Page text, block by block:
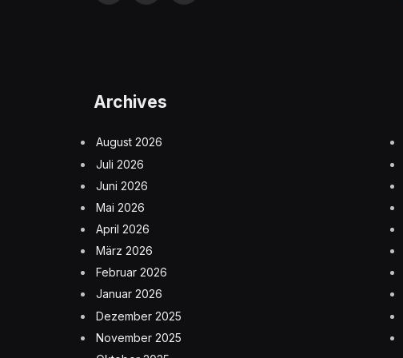
Archives
August 2026
Juli 2026
Juni 2026
Mai 2026
April 2026
März 2026
Februar 2026
Januar 2026
Dezember 2025
November 2025